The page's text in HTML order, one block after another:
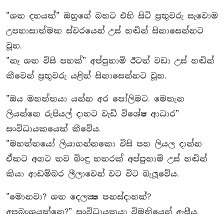
”ශත දහයක්” ඔහුගේ බහට එහි සිටි ප‍්‍රභූවරු සැවොම
උපහාසාත්මක ස්වරයෙන් උස් හඬින් සිනාසෙන්නට
වූහ.
”නෑ ශත විසි පහක්” අප්පුහාමි ඊටත් වඩා උස් හඬින්
කීවෙන් ප‍්‍රභූවරු යළිත් සිනාසෙන්නට වූහ.
”ඔය මහත්තයා යන්න අර පෝලිමට. මෙතැන
ලියන්නෙ රුපියල් දාහට වැඩි විශේෂ ආධාර”
සංවිධායකයෙක් කීවේය.
”මහත්තයෝ ලියාගන්නකො විසි පහ ලියල දාන්න
ඒකට අගට තව බිංඳු හතරක් අප්පුහාමි උස් හඬින්
කියා ආඩම්බර ලීලාවෙන් වට විට බැලූවේය.
”මොනවා? ශත දෙලක්‍ෂ පනස්දාහක්?
අපබ‍්‍රංශයක්නෙ?” සංවිධායකයා විමතියෙන් ඇසීය.